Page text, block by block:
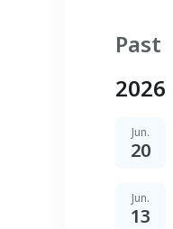
Past
2026
Jun.
20
Jun.
13